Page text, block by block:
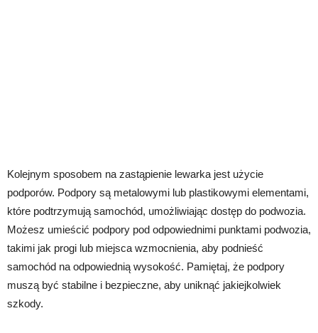
Kolejnym sposobem na zastąpienie lewarka jest użycie
podporów. Podpory są metalowymi lub plastikowymi elementami,
które podtrzymują samochód, umożliwiając dostęp do podwozia.
Możesz umieścić podpory pod odpowiednimi punktami podwozia,
takimi jak progi lub miejsca wzmocnienia, aby podnieść
samochód na odpowiednią wysokość. Pamiętaj, że podpory
muszą być stabilne i bezpieczne, aby uniknąć jakiejkolwiek
szkody.